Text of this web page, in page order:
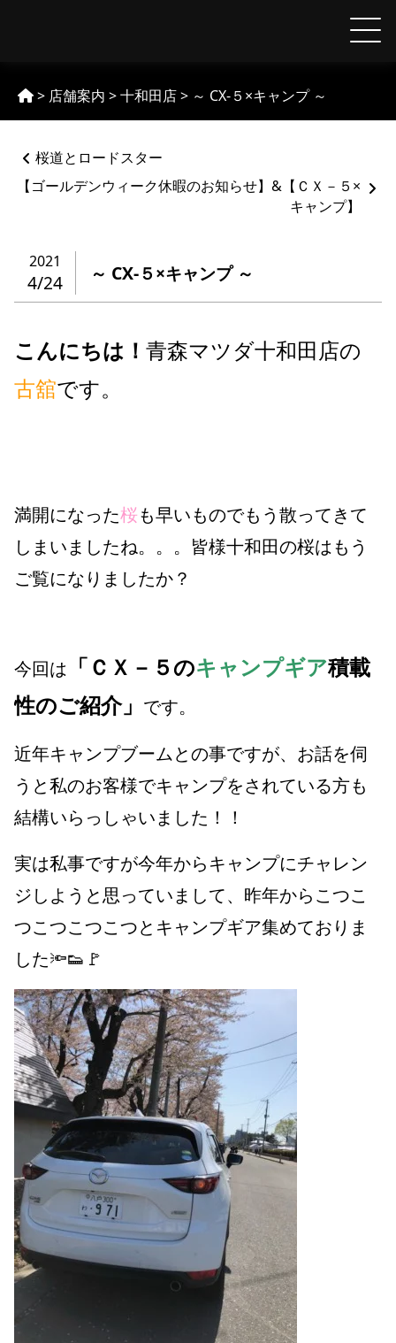
> 店舗案内 >十和田店> ～ CX-５×キャンプ ～
ー
ジ
%title
桜道とロードスター
【ゴールデンウィーク休暇のお知らせ】&【ＣＸ－５×
キャンプ】
2021
4/24 ～ CX-５×キャンプ ～
こんにちは！ 青森マツダ十和田店の
古舘です。
満開になった桜も早いものでもう散ってきて
しまいましたね。。。皆様十和田の桜はもう
ご覧になりましたか？
今回は 「ＣＸ－５のキャンプギア積載
性のご紹介」 です。
近年キャンプブームとの事ですが、お話を伺
うと私のお客様でキャンプをされている方も
結構いらっしゃいました！！
実は私事ですが今年からキャンプにチャレン
ジしようと思っていまして、昨年からこつこ
つこつこつこつとキャンプギア集めておりま
した🔦👟🚩